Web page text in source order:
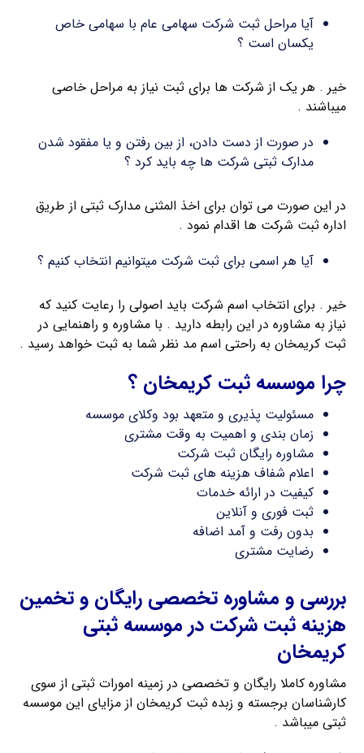
آیا مراحل ثبت شرکت سهامی عام با سهامی خاص
یکسان است ؟
خیر . هر یک از شرکت ها برای ثبت نیاز به مراحل خاصی
میباشند .
در صورت از دست دادن، از بین رفتن و یا مفقود شدن
مدارک ثبتی شرکت ها چه باید کرد ؟
در این صورت می توان برای اخذ المثنی مدارک ثبتی از طریق
اداره ثبت شرکت ها اقدام نمود .
آیا هر اسمی برای ثبت شرکت میتوانیم انتخاب کنیم ؟
خیر . برای انتخاب اسم شرکت باید اصولی را رعایت کنید که
نیاز به مشاوره در این رابطه دارید . با مشاوره و راهنمایی در
ثبت کریمخان به راحتی اسم مد نظر شما به ثبت خواهد رسید .
چرا موسسه ثبت کریمخان ؟
مسئولیت پذیری و متعهد بود وکلای موسسه
زمان بندی و اهمیت به وقت مشتری
مشاوره رایگان ثبت شرکت
اعلام شفاف هزینه های ثبت شرکت
کیفیت در ارائه خدمات
ثبت فوری و آنلاین
بدون رفت و آمد اضافه
رضایت مشتری
بررسی و مشاوره تخصصی رایگان و تخمین
هزینه ثبت شرکت در موسسه ثبتی
کریمخان
مشاوره کاملا رایگان و تخصصی در زمینه امورات ثبتی از سوی
کارشناسان برجسته و زبده ثبت کریمخان از مزایای این موسسه
ثبتی میباشد .